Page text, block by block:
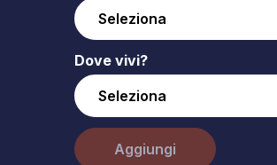
Dove vivi?
Aggiungi